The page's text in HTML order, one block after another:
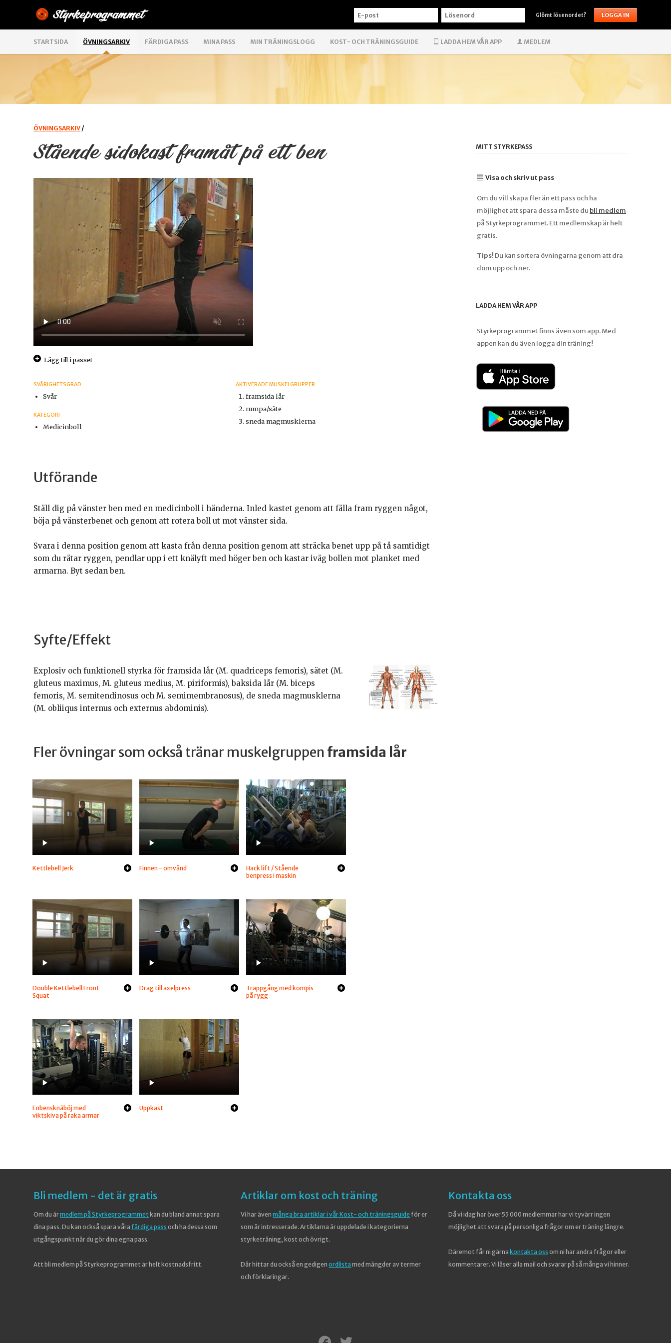
E-
LÖSENORD Glömt lösenordet?
STARTSIDA ÖVNINGSARKIV FÄRDIGA PASS MINA PASS MIN TRÄNINGSLOGG KOST- OCH TRÄNINGSGUIDE LADDA HEM VÅR APP MEDLEM
ÖVNINGSARKIV /
Stående sidokast framåt på ett ben
Lägg till i passet
SVÅRIGHETSGRAD
Svår
KATEGORI
Medicinboll
AKTIVERADE MUSKELGRUPPER
framsida lår
rumpa/säte
sneda magmusklerna
Utförande
Ställ dig på vänster ben med en medicinboll i händerna. Inled kastet genom att fälla fram ryggen något,
böja på vänsterbenet och genom att rotera boll ut mot vänster sida.
Svara i denna position genom att kasta från denna position genom att sträcka benet upp på tå samtidigt
som du rätar ryggen, pendlar upp i ett knälyft med höger ben och kastar iväg bollen mot planket med
armarna. Byt sedan ben.
Syfte/Effekt
Explosiv och funktionell styrka för framsida lår (M. quadriceps femoris), sätet (M.
gluteus maximus, M. gluteus medius, M. piriformis), baksida lår (M. biceps
femoris, M. semitendinosus och M. semimembranosus), de sneda magmusklerna
(M. obliiqus internus och externus abdominis).
Fler övningar som också tränar muskelgruppen framsida lår
Kettlebell Jerk Finnen - omvänd
Hack lift / Stående
benpress i maskin
Double Kettlebell Front
Squat
Drag till axelpress
Trappgång med kompis
på rygg
Enbensknäböj med
viktskiva på raka armar
Uppkast
MITT STYRKEPASS
Visa och skriv ut pass
Om du vill skapa fler än ett pass och ha
möjlighet att spara dessa måste du bli medlem
på Styrkeprogrammet. Ett medlemskap är helt
gratis.
Tips! Du kan sortera övningarna genom att dra
dom upp och ner.
LADDA HEM VÅR APP
Styrkeprogrammet finns även som app. Med
appen kan du även logga din träning!
Bli medlem - det är gratis
Om du ärmedlem på Styrkeprogrammetkan du bland annat spara
dina pass. Du kan också spara vårafärdiga pass och ha dessa som
utgångspunkt när du gör dina egna pass.
Att bli medlem på Styrkeprogrammet är helt kostnadsfritt.
Artiklar om kost och träning
Vi har ävenmånga bra artiklar i vår Kost- och träningsguideför er
som är intresserade. Artiklarna är uppdelade i kategorierna
styrketräning, kost och övrigt.
Där hittar du också en gedigenordlista med mängder av termer
och förklaringar.
Kontakta oss
Då vi idag har över 55 000 medlemmar har vi tyvärr ingen
möjlighet att svara på personliga frågor om er träning längre.
Däremot får ni gärna kontakta oss om ni har andra frågor eller
kommentarer. Vi läser alla mail och svarar på så många vi hinner.